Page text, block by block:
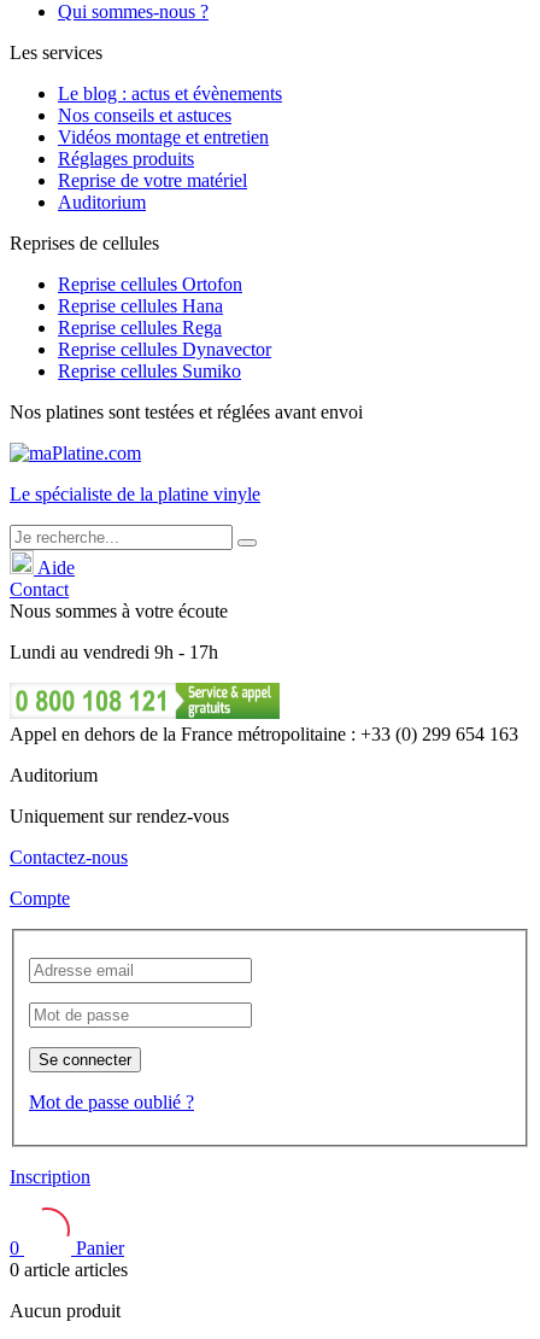
Qui sommes-nous ?
Les services
Le blog : actus et évènements
Nos conseils et astuces
Vidéos montage et entretien
Réglages produits
Reprise de votre matériel
Auditorium
Reprises de cellules
Reprise cellules Ortofon
Reprise cellules Hana
Reprise cellules Rega
Reprise cellules Dynavector
Reprise cellules Sumiko
Nos platines sont testées et réglées avant envoi
Le spécialiste de la platine vinyle
Aide
Contact
Nous sommes à votre écoute
Lundi au vendredi 9h - 17h
Appel en dehors de la France métropolitaine : +33 (0) 299 654 163
Auditorium
Uniquement sur rendez-vous
Contactez-nous
Compte
Se connecter
Mot de passe oublié ?
Inscription
0
Panier
0 article articles
Aucun produit